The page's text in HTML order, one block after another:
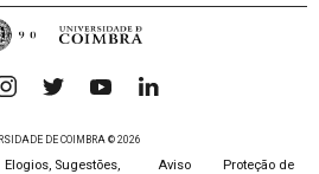
DE COIMBRA © 2026
Elogios, Sugestões, Aviso Proteção de